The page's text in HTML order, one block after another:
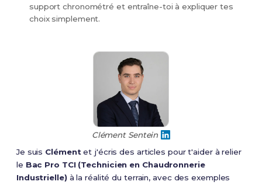
support chronométré et entraîne-toi à expliquer tes
choix simplement.
Clément Sentein
Je suis Clémentet j'écris des articles pour t'aider à relier
le Bac Pro TCI (Technicien en Chaudronnerie
Industrielle) à la réalité du terrain, avec des exemples